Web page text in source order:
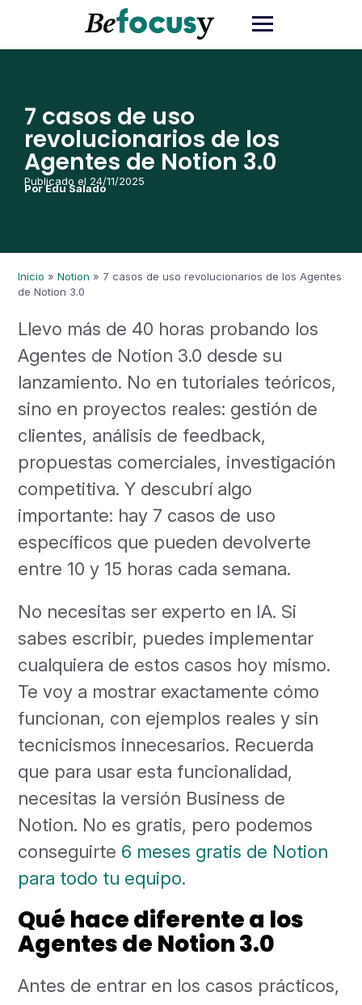
7 casos de uso
revolucionarios de los
Agentes de Notion 3.0
Publicado el 24/11/2025
Por Edu Salado
Inicio »Notion » 7 casos de uso revolucionarios de los Agentes
de Notion 3.0
Llevo más de 40 horas probando los
Agentes de Notion 3.0 desde su
lanzamiento. No en tutoriales teóricos,
sino en proyectos reales: gestión de
clientes, análisis de feedback,
propuestas comerciales, investigación
competitiva. Y descubrí algo
importante: hay 7 casos de uso
específicos que pueden devolverte
entre 10 y 15 horas cada semana.
No necesitas ser experto en IA. Si
sabes escribir, puedes implementar
cualquiera de estos casos hoy mismo.
Te voy a mostrar exactamente cómo
funcionan, con ejemplos reales y sin
tecnicismos innecesarios. Recuerda
que para usar esta funcionalidad,
necesitas la versión Business de
Notion. No es gratis, pero podemos
conseguirte 6 meses gratis de Notion
para todo tu equipo.
Qué hace diferente a los
Agentes de Notion 3.0
Antes de entrar en los casos prácticos,